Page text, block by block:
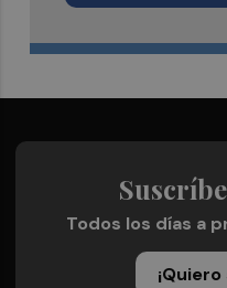
Todos los días a